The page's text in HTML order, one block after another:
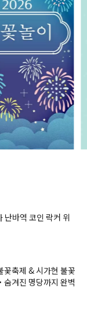
바역 코인 락커 위
꽃축제 & 시가현 불꽃
겨진 명당까지 완벽